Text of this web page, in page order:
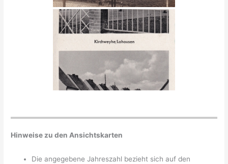
Hinweise zu den Ansichtskarten
Die angegebene Jahreszahl bezieht sich auf den